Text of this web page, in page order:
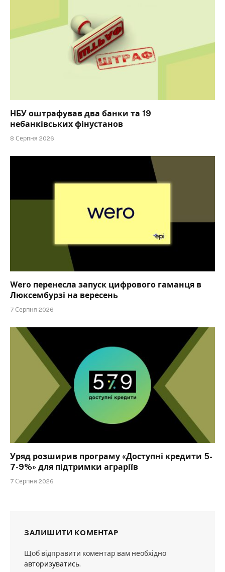
НБУ оштрафував два банки та 19
небанківських фінустанов
8 Серпня 2026
Wero перенесла запуск цифрового гаманця в
Люксембурзі на вересень
7 Серпня 2026
Уряд розширив програму «Доступні кредити 5-
7-9%» для підтримки аграріїв
7 Серпня 2026
ЗАЛИШИТИ КОМЕНТАР
Щоб відправити коментар вам необхідно
авторизуватись.